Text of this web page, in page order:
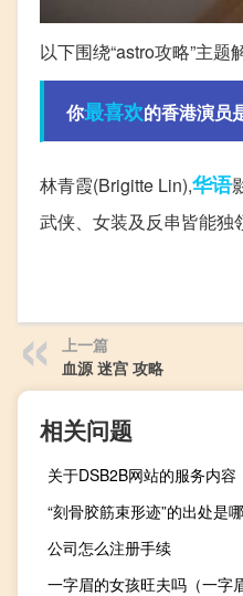
以下围绕“astro攻略”主题
你最喜欢的香港演员
林青霞(Brigitte Lin),华语
武侠、女装及反串皆能独
上一篇
血源 迷宫 攻略
相关问题
关于DSB2B网站的服务内容
“刻骨胶筋束形迹”的出处是
公司怎么注册手续
一字眉的女孩旺夫吗（一字